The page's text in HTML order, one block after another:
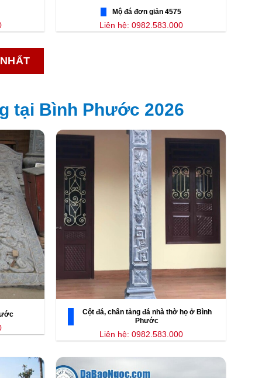
Mộ đá đơn giản 4575
Liên hệ: 0982.583.000
tại Bình Phước 2026
Cột đá, chân tảng đá nhà thờ họ ở Bình
Phước
Liên hệ: 0982.583.000